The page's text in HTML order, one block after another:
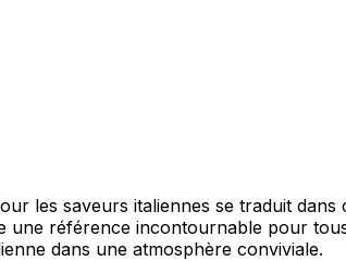
les saveurs italiennes se traduit
référence incontournable pour
dans une atmosphère conviviale.